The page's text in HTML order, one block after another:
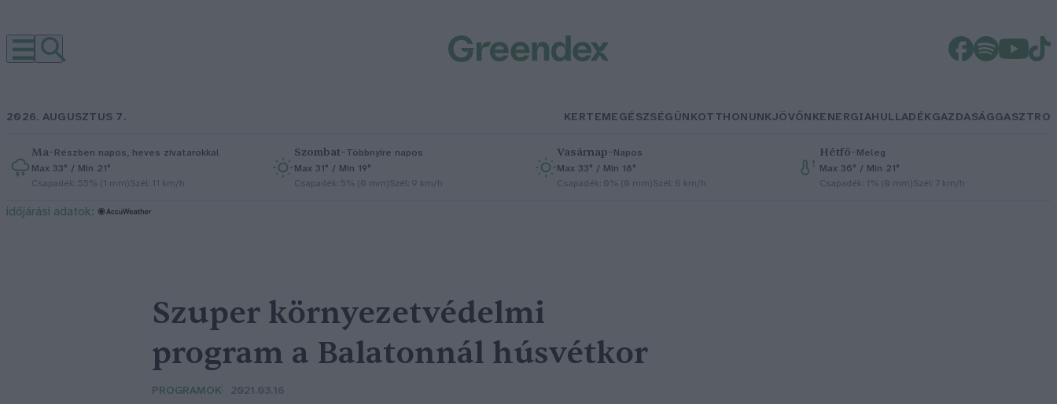
2026. AUGUSZTUS 7. KERTEMEGÉSZSÉGÜNKOTTHONUNKJÖVŐNKENERGIAHULLADÉKGAZDASÁGGASZTRO
Ma–Részben napos, heves zivatarokkal
Max 33° / Min 21°
Csapadék: 55% (1 mm)Szél: 11 km/h
Szombat–Többnyire napos
Max 31° / Min 19°
Csapadék: 5% (0 mm)Szél: 9 km/h
Vasárnap–Napos
Max 33° / Min 18°
Csapadék: 0% (0 mm)Szél: 6 km/h
Hétfő–Meleg
Max 36° / Min 21°
Csapadék: 1% (0 mm)Szél: 7 km/h
időjárási adatok:
Szuper környezetvédelmi
program a Balatonnál húsvétkor
PROGRAMOK 2021.03.16